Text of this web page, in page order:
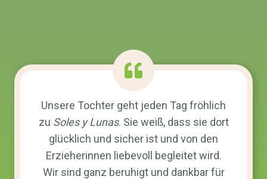
Unsere Tochter geht jeden Tag fröhlich
zu Soles y Lunas. Sie weiß, dass sie dort
glücklich und sicher ist und von den
Erzieherinnen liebevoll begleitet wird.
Wir sind ganz beruhigt und dankbar für